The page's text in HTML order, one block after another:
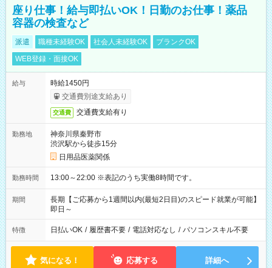
座り仕事！給与即払いOK！日勤のお仕事！薬品
容器の検査など
派遣 職種未経験OK 社会人未経験OK
ブランクOK
WEB登録・面接OK
給与
時給1450円
交通費別途支給あり
交通費 交通費支給有り
勤務地
神奈川県秦野市
渋沢駅から徒歩15分
日用品医薬関係
勤務時間 13:00～22:00 ※表記のうち実働8時間です。
期間
長期【ご応募から1週間以内(最短2日目)のスピード就業が可能】
即日～
特徴 日払いOK / 履歴書不要 / 電話対応なし / パソコンスキル不要
気になる！ 応募する 詳細へ